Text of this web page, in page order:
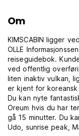
Om
KIMSCABIN ligger
OLLE
reiseguidebok.
ved offentlig
liten inaktiv vulkan,
er kjent for koreansk
Du kan nyte
Oreum hvis du har
gå 15 minutter. Du
Udo, sunrise peak,